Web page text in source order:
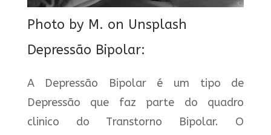
Photo by M. on Unsplash
Depressão Bipolar:
A Depressão Bipolar é um tipo de
Depressão que faz parte do quadro
clinico do Transtorno Bipolar. O